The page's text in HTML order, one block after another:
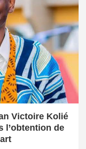
Victoire Kolié
l’obtention de